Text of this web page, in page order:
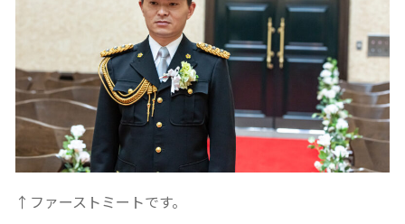
↑ファーストミートです。